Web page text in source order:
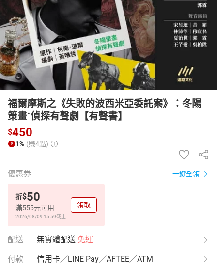
日本購物 電子/紙本書
HOT
福爾摩斯之《失敗的波西米亞委託案》：冬陽
策畫˙偵探有聲劇【有聲書】
$450
1% (賺4點)
優惠券 一鍵全領
折$50
滿555元可用
2026/08/09 15:59截止
領取
配送 無實體配送 免運
付款 信用卡／LINE Pay／AFTEE／ATM